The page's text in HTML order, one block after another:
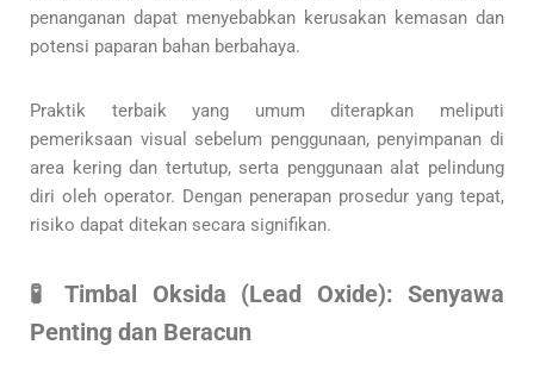
penanganan dapat menyebabkan kerusakan kemasan dan
potensi paparan bahan berbahaya.
Praktik terbaik yang umum diterapkan meliputi
pemeriksaan visual sebelum penggunaan, penyimpanan di
area kering dan tertutup, serta penggunaan alat pelindung
diri oleh operator. Dengan penerapan prosedur yang tepat,
risiko dapat ditekan secara signifikan.
🧪 Timbal Oksida (Lead Oxide): Senyawa
Penting dan Beracun